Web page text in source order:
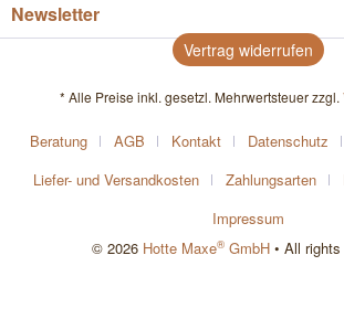
Newsletter
Vertrag widerrufen
* Alle Preise inkl. gesetzl. Mehrwertsteuer zzgl.
Beratung AGB Kontakt Datenschutz
Liefer- und Versandkosten
Zahlungsarten
Impressum
© 2026 Hotte Maxe®GmbH• All rights